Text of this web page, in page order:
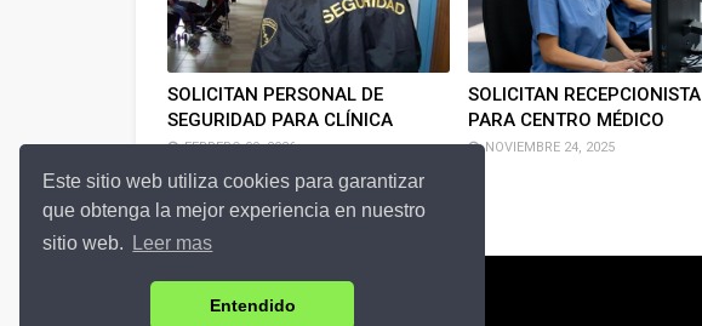
Este sitio web utiliza cookies para garantizar
que obtenga la mejor experiencia en nuestro
sitio web.
Leer mas
Entendido
SOLICITAN PERSONAL DE
SEGURIDAD PARA CLÍNICA
FEBRERO 09, 2026
SOLICITAN RECEPCIONISTA
PARA CENTRO MÉDICO
NOVIEMBRE 24, 2025